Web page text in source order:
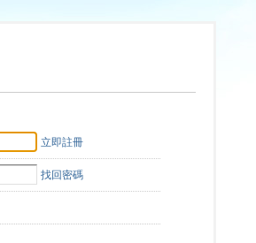
立即註冊
找回密碼